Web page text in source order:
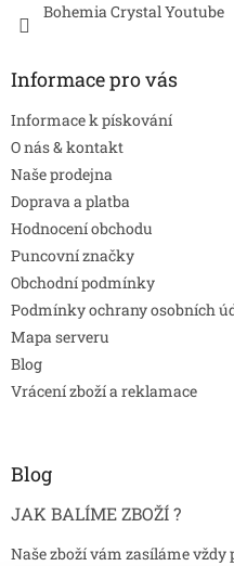
Bohemia Crystal Youtube
Informace pro vás
Informace k pískování
O nás & kontakt
Naše prodejna
Doprava a platba
Hodnocení obchodu
Puncovní značky
Obchodní podmínky
Podmínky ochrany osobních
Mapa serveru
Blog
Vrácení zboží a reklamace
Blog
JAK BALÍME ZBOŽÍ ?
Naše zboží vám zasíláme vždy